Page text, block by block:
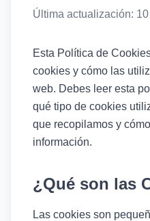
Última actualización:
Esta Política de
cookies y cómo las
web. Debes leer esta
qué tipo de cookies
que recopilamos y
información.
¿Qué son las
Las cookies son